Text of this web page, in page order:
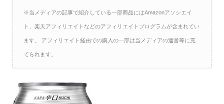
※当メディアの記事で紹介している一部商品にはAmazonアソシエイ
ト、楽天アフィリエイトなどのアフィリエイトプログラムが含まれてい
ます。 アフィリエイト経由での購入の一部は当メディアの運営等に充
てられます。